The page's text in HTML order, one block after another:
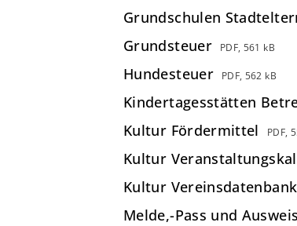
Grundschulen
Grundsteuer PDF, 561 kB
Hundesteuer PDF, 562 kB
Kindertagesstätten
Kultur Fördermittel PDF,
Kultur
Kultur Vereinsdatenbank
Melde,-Pass und